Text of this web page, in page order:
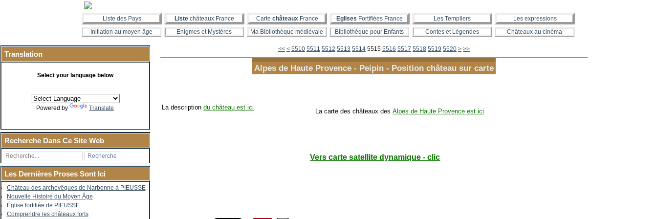
Liste des Pays Liste châteaux France Carte châteauxFrance Eglises Fortifiées France Les Templiers
Les expressions
Initiation au moyen âge
Enigmes et Mystères Ma Bibliothèque médiévale Bibliothèque pour Enfants Contes et Légendes Châteaux au cinéma
Translation
Select your language below
Powered by Translate
Recherche Dans Ce Site Web
Les Dernières Proses Sont Ici
Château des archevêques de Narbonne à PIEUSSE
Nouvelle Histoire du Moyen Âge
Église fortifiée de PIEUSSE
Comprendre les châteaux forts
<< < 5500
5510 5511 5512 5513 5514 5515 5516 5517 5518 5519 5520 5530
5540
5550
5560
5570
5580
5590
5600
> >>
Alpes de Haute Provence - Peipin - Position château sur carte
La descriptiondu château est ici
La carte des châteaux desAlpes de Haute Provence est ici
Vers carte satellite dynamique - clic